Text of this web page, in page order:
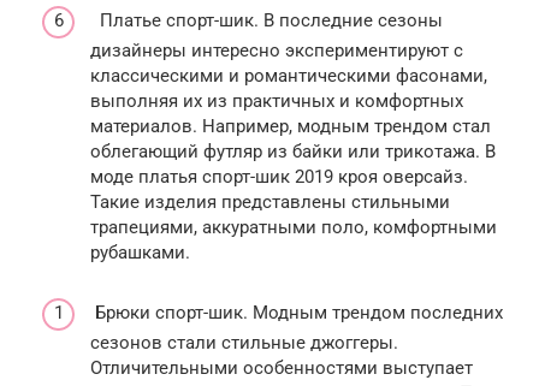
Платье спорт-шик. В последние сезоны
дизайнеры интересно экспериментируют с
классическими и романтическими фасонами,
выполняя их из практичных и комфортных
материалов. Например, модным трендом стал
облегающий футляр из байки или трикотажа. В
моде платья спорт-шик 2019 кроя оверсайз.
Такие изделия представлены стильными
трапециями, аккуратными поло, комфортными
рубашками.
Брюки спорт-шик. Модным трендом последних
сезонов стали стильные джоггеры.
Отличительными особенностями выступает